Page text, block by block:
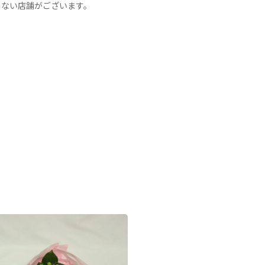
い店舗がございます。